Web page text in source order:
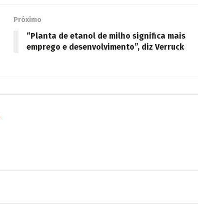
Próximo
“Planta de etanol de milho significa mais
emprego e desenvolvimento”, diz Verruck